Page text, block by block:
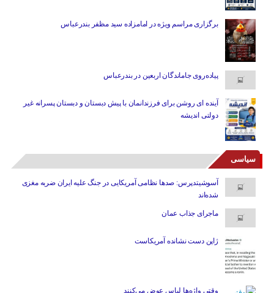
برگزاری مراسم ویژه در امامزاده سید مظفر بندرعباس
پیاده‌روی جاماندگان اربعین در بندرعباس
آینده ای روشن برای فرزندانمان با پیش دبستان و دبستان پسرانه غیر
دولتی اندیشه
سیاسی
آسوشیتدپرس: صدها نظامی آمریکایی در جنگ علیه ایران ضربه مغزی
شده‌اند
ماجرای جذاب عمان
ژاپن دست نشانده آمریکاست
وقتی واژه‌ها لباس عوض می‌کنند